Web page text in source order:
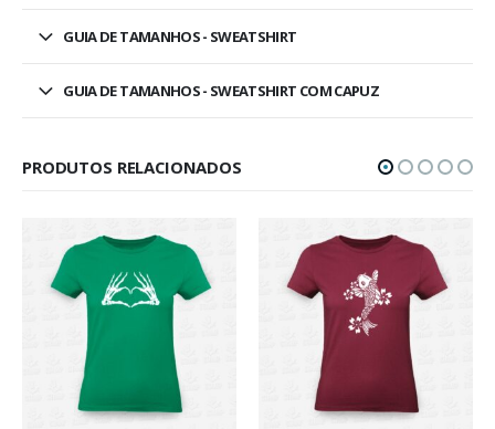
GUIA DE TAMANHOS - SWEATSHIRT
GUIA DE TAMANHOS - SWEATSHIRT COM CAPUZ
PRODUTOS RELACIONADOS